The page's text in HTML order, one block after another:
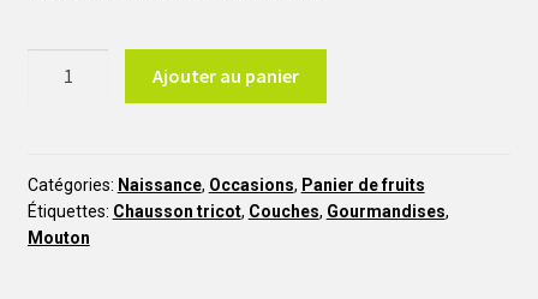
bébé
garçon
N26
Ajouter au panier
Catégories: Naissance, Occasions, Panier de fruits
Étiquettes: Chausson tricot, Couches, Gourmandises,
Mouton